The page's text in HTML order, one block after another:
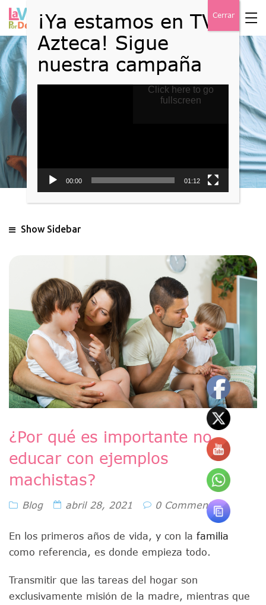
Show Sidebar
¿Por qué es importante no
educar con ejemplos
machistas?
Blog abril 28, 2021 0 Comments
En los primeros años de vida, y con la familia
como referencia, es donde empieza todo.
Transmitir que las tareas del hogar son
exclusivamente misión de la madre, mientras que
00:00 01:12
Click here to go
fullscreen